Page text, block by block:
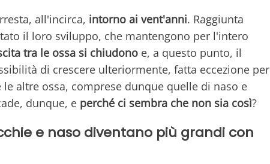
all'incirca, intorno ai vent'anni. Raggiunta
il loro sviluppo, che mantengono per l'intero
tra le ossa si chiudono e, a questo punto, il
di crescere ulteriormente, fatta eccezione per
altre ossa, comprese dunque quelle di naso e
dunque, e perché ci sembra che non sia così?
e naso diventano più grandi con